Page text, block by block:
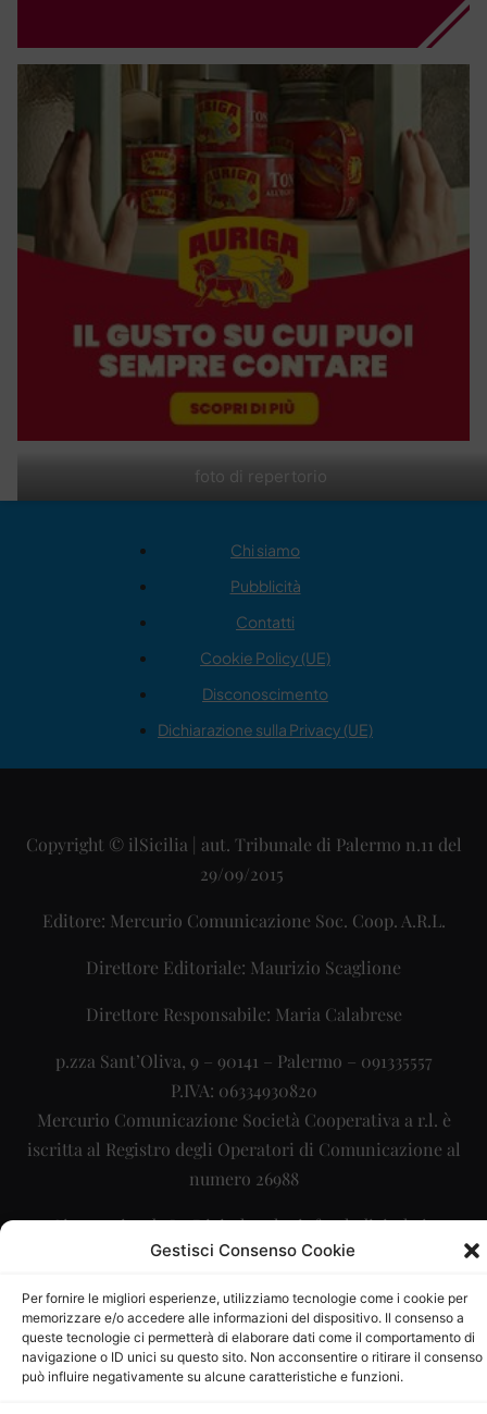
Gestisci Consenso Cookie
Per fornire le migliori esperienze, utilizziamo tecnologie come i cookie per
memorizzare e/o accedere alle informazioni del dispositivo. Il consenso a
queste tecnologie ci permetterà di elaborare dati come il comportamento di
navigazione o ID unici su questo sito. Non acconsentire o ritirare il consenso
può influire negativamente su alcune caratteristiche e funzioni.
foto di repertorio
Chi siamo
Pubblicità
Contatti
Cookie Policy (UE)
Disconoscimento
Dichiarazione sulla Privacy (UE)
Copyright © ilSicilia | aut. Tribunale di Palermo n.11 del
29/09/2015
Editore: Mercurio Comunicazione Soc. Coop. A.R.L.
Direttore Editoriale: Maurizio Scaglione
Direttore Responsabile: Maria Calabrese
p.zza Sant’Oliva, 9 – 90141 – Palermo – 091335557
P.IVA: 06334930820
Mercurio Comunicazione Società Cooperativa a r.l. è
iscritta al Registro degli Operatori di Comunicazione al
numero 26988
Sito gestito daLa Digitale srl–info@ladigitale.it